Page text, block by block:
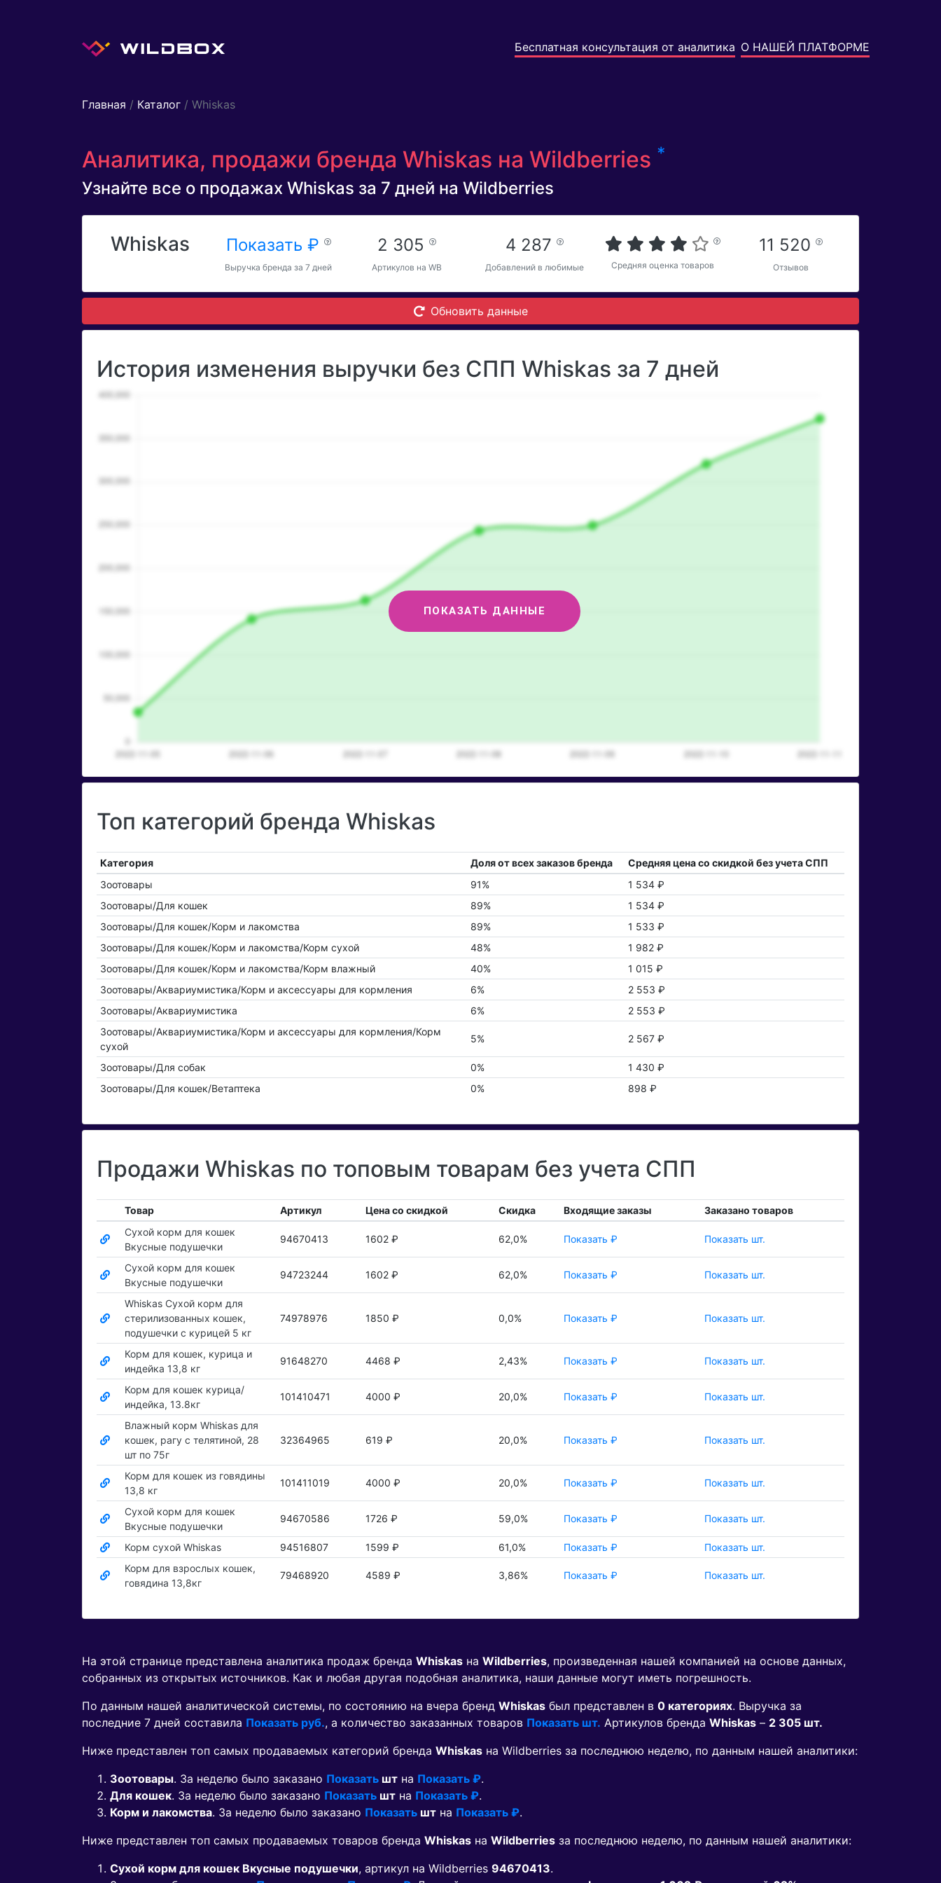
Бесплатная консультация от аналитика О НАШЕЙ ПЛАТФОРМЕ
Главная / Каталог / Whiskas
Аналитика, продажи бренда Whiskas на Wildberries *
Узнайте все о продажах Whiskas за 7 дней на Wildberries
Whiskas Показать ₽
Выручка бренда за 7 дней
2 305
Артикулов на WB
4 287
Добавлений в любимые Средняя оценка товаров
11 520
Отзывов
Обновить данные
История изменения выручки без СПП Whiskas за 7 дней
ПОКАЗАТЬ ДАННЫЕ
Топ категорий бренда Whiskas
Категория Доля от всех заказов бренда
Средняя цена со скидкой без учета СПП
Зоотовары
91%
1 534 ₽
Зоотовары/Для кошек
89%
1 534 ₽
Зоотовары/Для кошек/Корм и лакомства
89%
1 533 ₽
Зоотовары/Для кошек/Корм и лакомства/Корм сухой
48%
1 982 ₽
Зоотовары/Для кошек/Корм и лакомства/Корм влажный
40%
1 015 ₽
Зоотовары/Аквариумистика/Корм и аксессуары для кормления
6%
2 553 ₽
Зоотовары/Аквариумистика
6%
2 553 ₽
Зоотовары/Аквариумистика/Корм и аксессуары для кормления/Корм
сухой
5% 2 567 ₽
Зоотовары/Для собак 0%
1 430 ₽
Зоотовары/Для кошек/Ветаптека
0% 898 ₽
Продажи Whiskas по топовым товарам без учета СПП
Товар Артикул Цена со скидкой Скидка Входящие заказы
Заказано товаров
Сухой корм для кошек
Вкусные подушечки
94670413 1602 ₽ 62,0% Показать ₽ Показать шт.
Сухой корм для кошек
Вкусные подушечки
94723244 1602 ₽ 62,0% Показать ₽ Показать шт.
Whiskas Сухой корм для
стерилизованных кошек,
подушечки с курицей 5 кг
74978976 1850 ₽ 0,0% Показать ₽ Показать шт.
Корм для кошек, курица и
индейка 13,8 кг
91648270 4468 ₽ 2,43% Показать ₽ Показать шт.
Корм для кошек курица/
индейка, 13.8кг
101410471 4000 ₽ 20,0% Показать ₽ Показать шт.
Влажный корм Whiskas для
кошек, рагу с телятиной, 28
шт по 75г
32364965 619 ₽ 20,0% Показать ₽ Показать шт.
Корм для кошек из говядины
13,8 кг
101411019 4000 ₽ 20,0% Показать ₽ Показать шт.
Сухой корм для кошек
Вкусные подушечки
94670586 1726 ₽ 59,0% Показать ₽ Показать шт.
Корм сухой Whiskas 94516807 1599 ₽ 61,0% Показать ₽
Показать шт.
Корм для взрослых кошек,
говядина 13,8кг
79468920 4589 ₽ 3,86% Показать ₽ Показать шт.
На этой странице представлена аналитика продаж бренда Whiskas на Wildberries, произведенная нашей компанией на основе данных,
собранных из открытых источников. Как и любая другая подобная аналитика, наши данные могут иметь погрешность.
По данным нашей аналитической системы, по состоянию на вчера бренд Whiskas был представлен в 0 категориях. Выручка за
последние 7 дней составила Показать руб., а количество заказанных товаров Показать шт. Артикулов бренда Whiskas – 2 305 шт.
Ниже представлен топ самых продаваемых категорий бренда Whiskas на Wildberries за последнюю неделю, по данным нашей аналитики:
Зоотовары. За неделю было заказано Показать шт на Показать ₽.
Для кошек. За неделю было заказано Показать шт на Показать ₽.
Корм и лакомства. За неделю было заказано Показать шт на Показать ₽.
Ниже представлен топ самых продаваемых товаров бренда Whiskas на Wildberries за последнюю неделю, по данным нашей аналитики:
Сухой корм для кошек Вкусные подушечки, артикул на Wildberries 94670413.